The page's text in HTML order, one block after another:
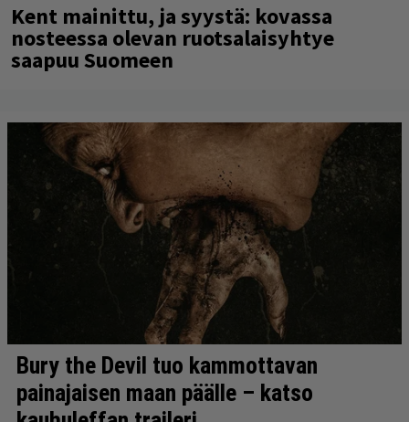
Kent mainittu, ja syystä: kovassa
nosteessa olevan ruotsalaisyhtye
saapuu Suomeen